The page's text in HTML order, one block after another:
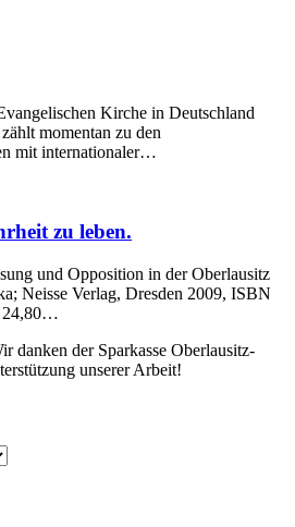
Kirche in Deutschland
momentan zu den
mit internationaler…
zu leben.
und Opposition in der Oberlausitz
Neisse Verlag, Dresden 2009, ISBN
24,80…
danken der Sparkasse Oberlausitz-
unserer Arbeit!